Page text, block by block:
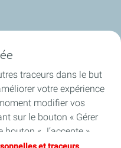
traceurs dans le but
votre expérience
modifier vos
sur le bouton « Gérer
« J’accepte »,
des cookies. Dans le